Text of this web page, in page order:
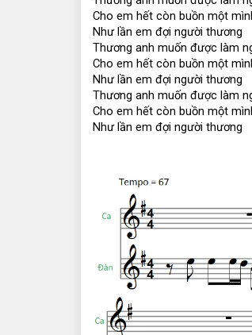
Cho em hết còn buồn một
Như lần em đợi người thương
Thương anh muốn được làm
Cho em hết còn buồn một
Như lần em đợi người thương
Thương anh muốn được làm
Cho em hết còn buồn một
Như lần em đợi người thương